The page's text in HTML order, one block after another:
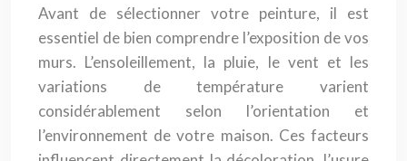
Avant de sélectionner votre peinture, il est
essentiel de bien comprendre l’exposition de vos
murs. L’ensoleillement, la pluie, le vent et les
variations de température varient
considérablement selon l’orientation et
l’environnement de votre maison. Ces facteurs